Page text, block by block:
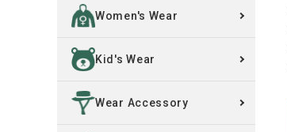
Women's Wear
Kid's Wear
Wear Accessory